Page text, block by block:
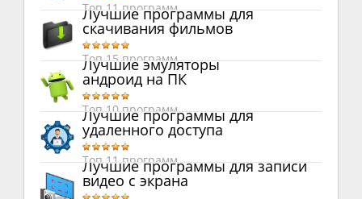
Топ 11 программ
Лучшие программы для
скачивания фильмов
Топ 15 программ
Лучшие эмуляторы
андроид на ПК
Топ 10 программ
Лучшие программы для
удаленного доступа
Топ 11 программ
Лучшие программы для записи
видео с экрана